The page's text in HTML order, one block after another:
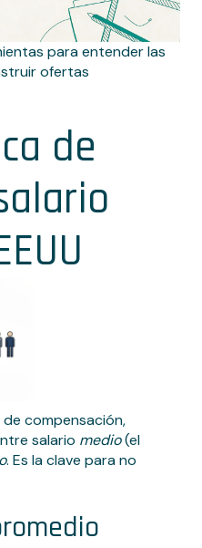
para entender las
ofertas
de
compensación,
salario medio(el
. Es la clave para no